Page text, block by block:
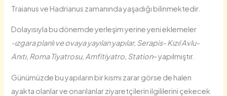
Traianus ve Hadrianus zamanında yaşadığı bilinmektedir.
Dolayısıyla bu dönemde yerleşim yerine yeni eklemeler
-ızgara planlı ve ovaya yayılan yapılar, Serapis- Kızıl Avlu-
Anıtı, Roma Tiyatrosu, Amfitiyatro, Station– yapılmıştır.
Günümüzde bu yapıların bir kısmı zarar görse de halen
ayakta olanlar ve onarılanlar ziyaretçilerin ilgililerini çekecek